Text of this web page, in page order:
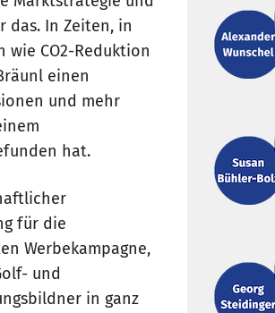
das. In Zeiten, in
CO2-Reduktion
einen
und mehr
hat.
für die
Werbekampagne,
und
in ganz